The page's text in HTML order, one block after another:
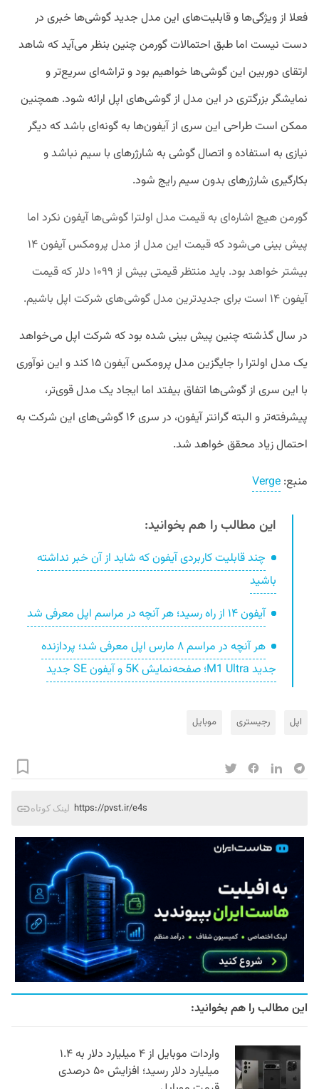
فعلا از ویژگی‌ها و قابلیت‌های این مدل جدید گوشی‌ها خبری در
دست نیست اما طبق احتمالات گورمن چنین بنظر می‌آید که شاهد
ارتقای دوربین این گوشی‌ها خواهیم بود و تراشه‌ای سریع‌تر و
نمایشگر بزرگتری در این مدل از گوشی‌های اپل ارائه شود. همچنین
ممکن است طراحی این سری از آیفون‌ها به‌ گونه‌ای باشد که دیگر
نیازی به استفاده و اتصال گوشی به شارژرهای با سیم نباشد و
بکارگیری شارژرهای بدون سیم رایج شود.
گورمن هیچ اشاره‌ای به قیمت مدل اولترا گوشی‌ها آیفون نکرد اما
پیش بینی می‌شود که قیمت این مدل از مدل پرومکس آیفون ۱۴
بیشتر خواهد بود. باید منتظر قیمتی بیش از ۱۰۹۹ دلار که قیمت
آیفون ۱۴ است برای جدیدترین مدل گوشی‌های شرکت اپل باشیم.
در سال گذشته چنین پیش بینی شده بود که شرکت اپل می‌خواهد
یک مدل اولترا را جایگزین مدل پرومکس آیفون ۱۵ کند و این نوآوری
با این سری از گوشی‌ها اتفاق بیفتد اما ایجاد یک مدل قوی‌تر،
پیشرفته‌تر و البته گرانتر آیفون، در سری ۱۶ گوشی‌های این شرکت به
احتمال زیاد محقق خواهد شد.
منبع: Verge
این مطالب را هم بخوانید:
چند قابلیت کاربردی آیفون که شاید از آن خبر نداشته
باشید
آیفون ۱۴ از راه رسید؛ هر آنچه در مراسم اپل معرفی شد
هر آنچه در مراسم ۸ مارس اپل معرفی شد؛ پردازنده
جدید M1 Ultra؛ صفحه‌نمایش 5K و آیفون SE جدید
اپل رجیستری موبایل
لینک کوتاه https://pvst.ir/e4s
این مطالب را هم بخوانید:
واردات موبایل از ۴ میلیارد دلار به ۱.۴
میلیارد دلار رسید؛ افزایش ۵۰ درصدی